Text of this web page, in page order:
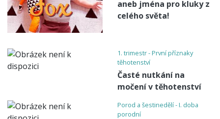
aneb jména pro kluky z
celého světa!
1. trimestr - První příznaky
těhotenství
Časté nutkání na
močení v těhotenství
Porod a šestinedělí - I. doba
porodní